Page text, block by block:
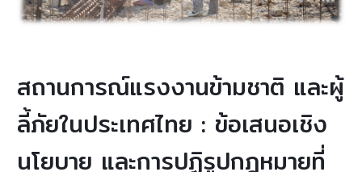
สถานการณ์แรงงานข้ามชาติ และผู้
ลี้ภัยในประเทศไทย : ข้อเสนอเชิง
นโยบาย และการปฏิรูปกฎหมายที่